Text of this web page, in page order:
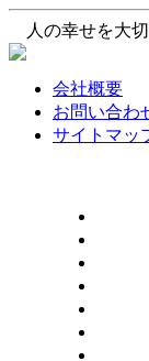
人の幸せを大切
会社概要
お問い合わ
サイトマッ